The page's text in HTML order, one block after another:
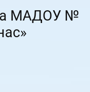
МАДОУ №